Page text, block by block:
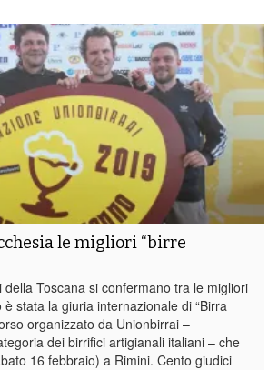
le migliori “birre
della Toscana si confermano tra le migliori
è stata la giuria internazionale di “Birra
organizzato da Unionbirrai –
dei birrifici artigianali italiani – che
16 febbraio) a Rimini. Cento giudici